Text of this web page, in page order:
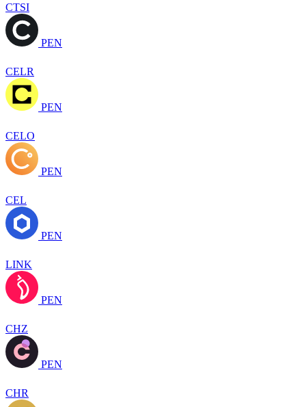
CTSI
PEN
CELR
PEN
CELO
PEN
CEL
PEN
LINK
PEN
CHZ
PEN
CHR